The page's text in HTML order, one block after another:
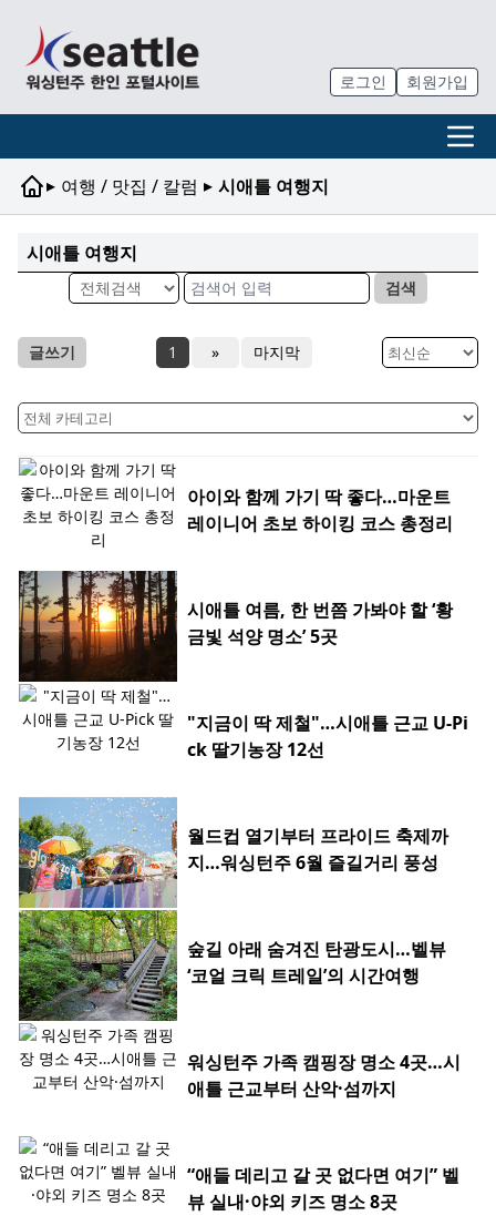
로그인 회원가입
▸ 여행 / 맛집 / 칼럼 ▸ 시애틀 여행지
시애틀 여행지
검색
글쓰기 1 » 마지막
아이와 함께 가기 딱 좋다…마운트
레이니어 초보 하이킹 코스 총정리
시애틀 여름, 한 번쯤 가봐야 할 ‘황
금빛 석양 명소’ 5곳
"지금이 딱 제철"…시애틀 근교 U-Pi
ck 딸기농장 12선
월드컵 열기부터 프라이드 축제까
지…워싱턴주 6월 즐길거리 풍성
숲길 아래 숨겨진 탄광도시…벨뷰
‘코얼 크릭 트레일’의 시간여행
워싱턴주 가족 캠핑장 명소 4곳…시
애틀 근교부터 산악·섬까지
“애들 데리고 갈 곳 없다면 여기” 벨
뷰 실내·야외 키즈 명소 8곳